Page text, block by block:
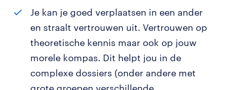
Je kan je goed verplaatsen in een ander
en straalt vertrouwen uit. Vertrouwen op
theoretische kennis maar ook op jouw
morele kompas. Dit helpt jou in de
complexe dossiers (onder andere met